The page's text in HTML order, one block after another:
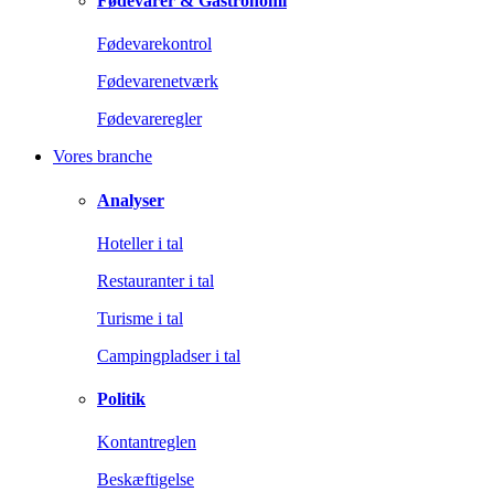
Fødevarekontrol
Fødevarenetværk
Fødevareregler
Vores branche
Analyser
Hoteller i tal
Restauranter i tal
Turisme i tal
Campingpladser i tal
Politik
Kontantreglen
Beskæftigelse